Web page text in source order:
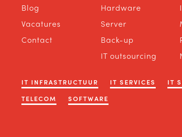
Blog
Vacatures
Contact
Hardware
Server
Back-up
IT outsourcing
IT INFRASTRUCTUUR IT SERVICES IT
TELECOM
SOFTWARE